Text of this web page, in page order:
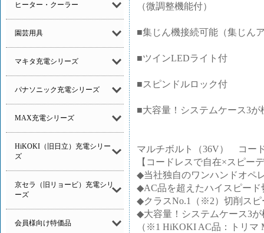
ヒーター・クーラー
園芸用具
マキタ充電シリーズ
パナソニック充電シリーズ
MAX充電シリーズ
HiKOKI（旧日立）充電シリー
ズ
京セラ（旧リョービ）充電シリ
ーズ
会員様向け特価品
（微調整機能付）
■集じん機接続可能（集じん
■ツインLEDライト付
■スピンドルロック付
■大容量！システムケース3
マルチボルト（36V） コー
【コードレスで自在×スピー
◆当社独自のワンハンドオペ
◆AC品を超えたハイスピー
◆クラスNo.1（※2）切削スピ
◆大容量！システムケース3が
（※1 HiKOKI AC品：トリマ